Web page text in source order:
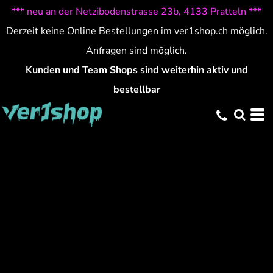
*** neu an der Netzibodenstrasse 23b, 4133 Pratteln ***
Derzeit keine Online Bestellungen im ver1shop.ch möglich.
Anfragen sind möglich.
Kunden und Team Shops sind weiterhin aktiv und
bestellbar